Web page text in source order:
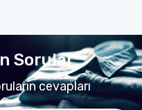
Sorular
cevapları